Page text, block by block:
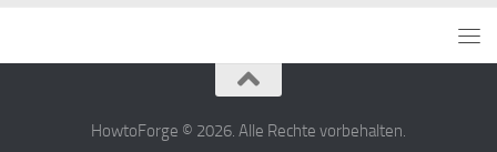
HowtoForge © 2026. Alle Rechte vorbehalten.